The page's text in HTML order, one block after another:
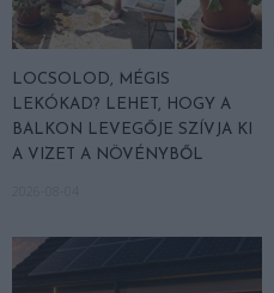
LOCSOLOD, MÉGIS
LEKÓKAD? LEHET, HOGY A
BALKON LEVEGŐJE SZÍVJA KI
A VIZET A NÖVÉNYBŐL